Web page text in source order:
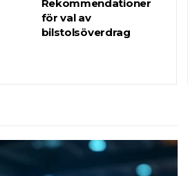
Rekommendationer
för val av
bilstolsöverdrag